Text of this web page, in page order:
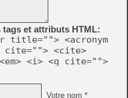
tags et attributs HTML:
title=""> <acronym
cite=""> <cite>
<i> <q cite="">
Votre nom *